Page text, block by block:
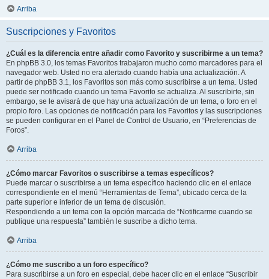
Arriba
Suscripciones y Favoritos
¿Cuál es la diferencia entre añadir como Favorito y suscribirme a un tema?
En phpBB 3.0, los temas Favoritos trabajaron mucho como marcadores para el
navegador web. Usted no era alertado cuando había una actualización. A
partir de phpBB 3.1, los Favoritos son más como suscribirse a un tema. Usted
puede ser notificado cuando un tema Favorito se actualiza. Al suscribirte, sin
embargo, se le avisará de que hay una actualización de un tema, o foro en el
propio foro. Las opciones de notificación para los Favoritos y las suscripciones
se pueden configurar en el Panel de Control de Usuario, en “Preferencias de
Foros”.
Arriba
¿Cómo marcar Favoritos o suscribirse a temas específicos?
Puede marcar o suscribirse a un tema específico haciendo clic en el enlace
correspondiente en el menú “Herramientas de Tema”, ubicado cerca de la
parte superior e inferior de un tema de discusión.
Respondiendo a un tema con la opción marcada de “Notificarme cuando se
publique una respuesta” también le suscribe a dicho tema.
Arriba
¿Cómo me suscribo a un foro específico?
Para suscribirse a un foro en especial, debe hacer clic en el enlace “Suscribir